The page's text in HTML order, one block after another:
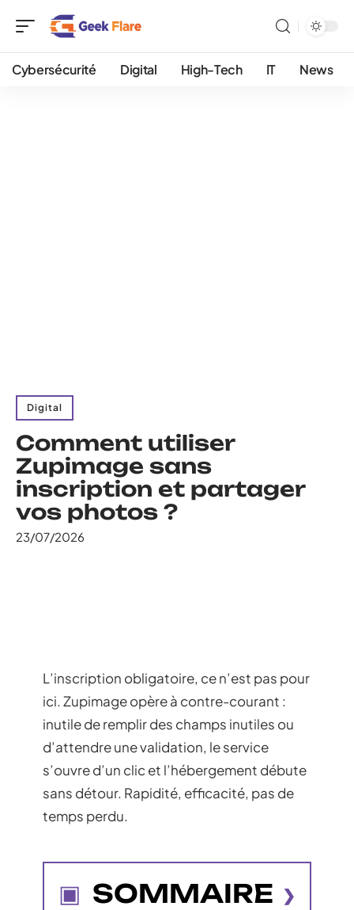
Cybersécurité Digital High-Tech IT News
Digital
Comment utiliser
Zupimage sans
inscription et partager
vos photos ?
23/07/2026
L’inscription obligatoire, ce n’est pas pour
ici. Zupimage opère à contre-courant :
inutile de remplir des champs inutiles ou
d’attendre une validation, le service
s’ouvre d’un clic et l’hébergement débute
sans détour. Rapidité, efficacité, pas de
temps perdu.
SOMMAIRE